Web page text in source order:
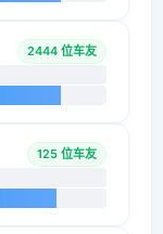
2444 位车友
125 位车友